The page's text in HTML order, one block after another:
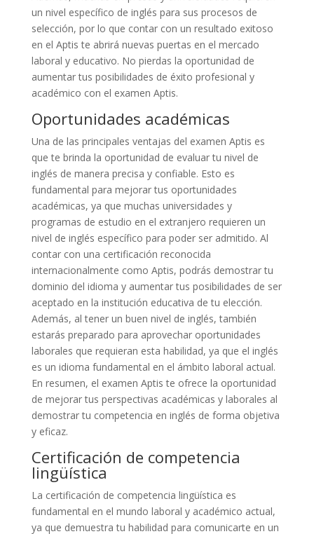
un nivel específico de inglés para sus procesos de
selección, por lo que contar con un resultado exitoso
en el Aptis te abrirá nuevas puertas en el mercado
laboral y educativo. No pierdas la oportunidad de
aumentar tus posibilidades de éxito profesional y
académico con el examen Aptis.
Oportunidades académicas
Una de las principales ventajas del examen Aptis es
que te brinda la oportunidad de evaluar tu nivel de
inglés de manera precisa y confiable. Esto es
fundamental para mejorar tus oportunidades
académicas, ya que muchas universidades y
programas de estudio en el extranjero requieren un
nivel de inglés específico para poder ser admitido. Al
contar con una certificación reconocida
internacionalmente como Aptis, podrás demostrar tu
dominio del idioma y aumentar tus posibilidades de ser
aceptado en la institución educativa de tu elección.
Además, al tener un buen nivel de inglés, también
estarás preparado para aprovechar oportunidades
laborales que requieran esta habilidad, ya que el inglés
es un idioma fundamental en el ámbito laboral actual.
En resumen, el examen Aptis te ofrece la oportunidad
de mejorar tus perspectivas académicas y laborales al
demostrar tu competencia en inglés de forma objetiva
y eficaz.
Certificación de competencia
lingüística
La certificación de competencia lingüística es
fundamental en el mundo laboral y académico actual,
ya que demuestra tu habilidad para comunicarte en un